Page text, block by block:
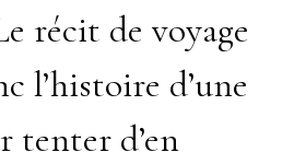
récit de voyage
l’histoire d’une
tenter d’en